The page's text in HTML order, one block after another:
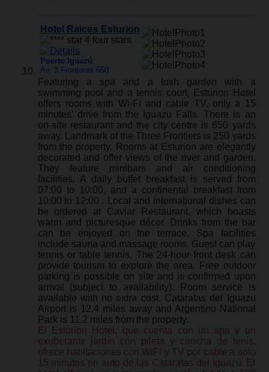
Hotel Raices Esturion
Puerto Iguazú:
Av. 3 Fronteras 650
Featuring a spa and a lush garden with a
swimming pool and a tennis court, Esturion Hotel
offers rooms with Wi-Fi and cable TV, only a 15
minutes’ drive from the Iguazu Falls. There is an
on-site restaurant and the city centre is 650 yards
away. Landmark of the Three Frontiers is 250 yards
from the property. Rooms at Esturion are elegantly
decorated and offer views of the river and garden.
They feature minibars and air conditioning
facilities. A daily buffet breakfast is served from
07:00 to 10:00, and a continental breakfast from
10:00 to 12:00 . Local and international dishes can
be ordered at Caviar Restaurant, which boasts
warm and picturesque décor. Drinks from the bar
can be enjoyed on the terrace. Spa facilities
include sauna and massage rooms. Guest can play
tennis or table tennis. The 24-hour front desk can
provide tourism to explore the area. Free outdoor
parking is possible on site and is confirmed upon
arrival (subject to availability). Room service is
available with no extra cost. Cataratas del Iguazu
Airport is 12.4 miles away and Argentino National
Park is 11.2 miles from the property.
El Esturion Hotel, que cuenta con un spa y un
exuberante jardín con pileta y cancha de tenis,
ofrece habitaciones con WiFi y TV por cable a solo
15 minutos en auto de las Cataratas del Iguazú. El